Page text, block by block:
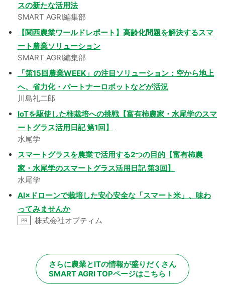
スの新たな活用法
SMART AGRI編集部
【関西農業ワールドレポート】高齢化問題を解決するスマ
ート農業ソリューション
SMART AGRI編集部
「第15回農業WEEK」の注目ソリューション：空から地上
へ、省力化・パートナーロボットなどが活況
川島礼二郎
IoTを駆使した柿栽培への挑戦【富有柿農家・水尾学のスマ
ートグラス活用日記 第1回】
水尾学
スマートグラスを農業で活用する2つの目的【富有柿農
家・水尾学のスマートグラス活用日記 第3回】
水尾学
AI×ドローンで栽培した安心安全な「スマート米」、味わ
ってみませんか
PR 株式会社オプティム
さらに農業とITの情報が盛りだくさん
SMART AGRI TOPページはこちら！